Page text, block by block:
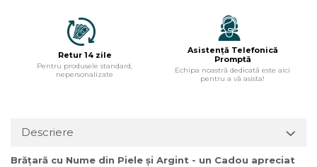
Retur 14 zile
Pentru produsele standard,
nepersonalizate
Asistență Telefonică
Promptă
Echipa noastră dedicată este aici
pentru a vă asista!
Descriere
Brățară cu Nume din Piele și Argint - un Cadou apreciat